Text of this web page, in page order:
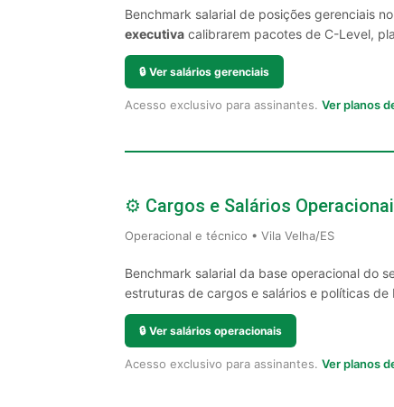
Benchmark salarial de posições gerenciais
executiva calibrarem pacotes de C-Level,
🔒 Ver salários gerenciais
Acesso exclusivo para assinantes. Ver planos
⚙️ Cargos e Salários
Operacional e técnico • Vila Velha/ES
Benchmark salarial da base operacional do
estruturas de cargos e salários e políticas de
🔒 Ver salários operacionais
Acesso exclusivo para assinantes. Ver planos